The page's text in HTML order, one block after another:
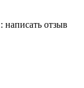
написать отзыв